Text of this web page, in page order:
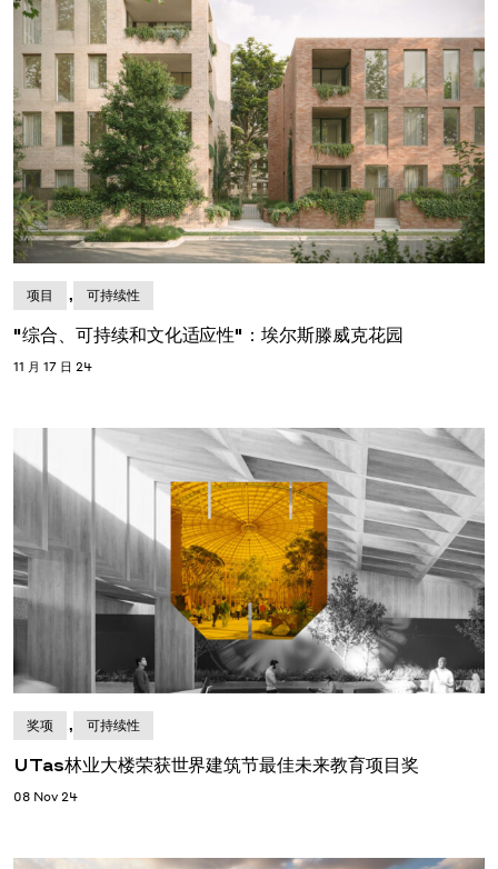
项目 , 可持续性
"综合、可持续和文化适应性"：埃尔斯滕威克花园
11 月 17 日 24
奖项 , 可持续性
UTas林业大楼荣获世界建筑节最佳未来教育项目奖
08 Nov 24